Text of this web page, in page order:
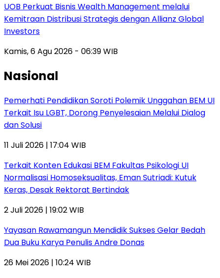
UOB Perkuat Bisnis Wealth Management melalui
Kemitraan Distribusi Strategis dengan Allianz Global
Investors
Kamis, 6 Agu 2026 - 06:39 WIB
Nasional
Pemerhati Pendidikan Soroti Polemik Unggahan BEM UI
Terkait Isu LGBT, Dorong Penyelesaian Melalui Dialog
dan Solusi
11 Juli 2026 | 17:04 WIB
Terkait Konten Edukasi BEM Fakultas Psikologi UI
Normalisasi Homoseksualitas, Eman Sutriadi: Kutuk
Keras, Desak Rektorat Bertindak
2 Juli 2026 | 19:02 WIB
Yayasan Rawamangun Mendidik Sukses Gelar Bedah
Dua Buku Karya Penulis Andre Donas
26 Mei 2026 | 10:24 WIB